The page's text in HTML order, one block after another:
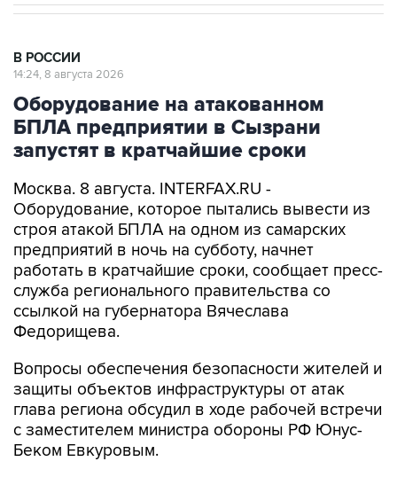
В РОССИИ
14:24, 8 августа 2026
Оборудование на атакованном
БПЛА предприятии в Сызрани
запустят в кратчайшие сроки
Москва. 8 августа. INTERFAX.RU -
Оборудование, которое пытались вывести из
строя атакой БПЛА на одном из самарских
предприятий в ночь на субботу, начнет
работать в кратчайшие сроки, сообщает пресс-
служба регионального правительства со
ссылкой на губернатора Вячеслава
Федорищева.
Вопросы обеспечения безопасности жителей и
защиты объектов инфраструктуры от атак
глава региона обсудил в ходе рабочей встречи
с заместителем министра обороны РФ Юнус-
Беком Евкуровым.